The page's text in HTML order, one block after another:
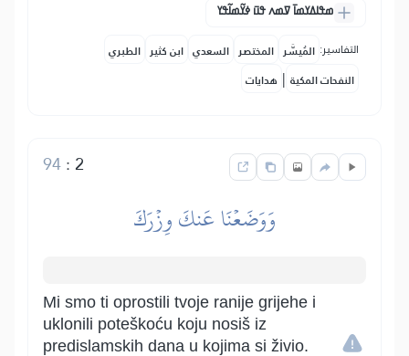
ߘߟߊߡߌߘߊ߫ ߜߘߍ ߟߎ߫ ߦߌ߬ߘߊ߬ߟߌ
التفاسير: المُيسَّر المختصر السعدي ابن كثير الطبري
النفحات المكية | هدايات
2
:
94
وَوَضَعۡنَا عَنكَ وِزۡرَكَ
Mi smo ti oprostili tvoje ranije grijehe i
uklonili poteškoću koju nosiš iz
predislamskih dana u kojima si živio.